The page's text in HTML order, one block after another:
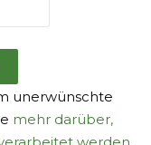
unerwünschte
mehr darüber,
werden.